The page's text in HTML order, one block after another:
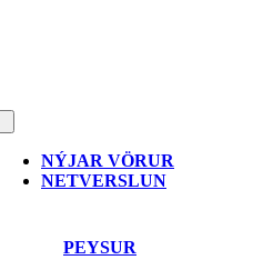
NÝJAR VÖRUR
NETVERSLUN
PEYSUR